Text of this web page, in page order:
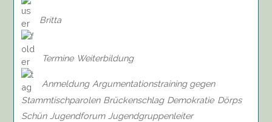
Britta
Termine Weiterbildung
Anmeldung Argumentationstraining gegen
Stammtischparolen Brückenschlag Demokratie Dörps
Schün Jugendforum Jugendgruppenleiter